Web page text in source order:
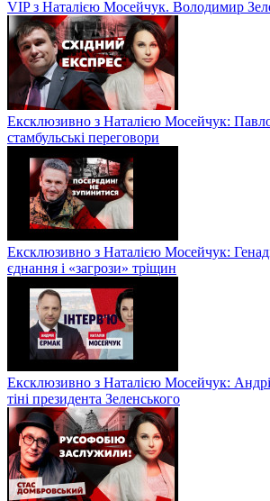
VIP з Наталією Мосейчук. Володимир
Ексклюзивно з Наталією Мосейчук:
стамбульські переговори
Ексклюзивно з Наталією Мосейчук:
єднання і «загрози» тріщин
Ексклюзивно з Наталією Мосейчук:
тіні президента Зеленського